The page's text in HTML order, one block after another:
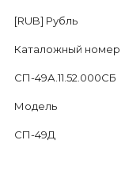
[RUB] Рубль
Каталожный номер
СП-49А.11.52.000СБ
Модель
СП-49Д